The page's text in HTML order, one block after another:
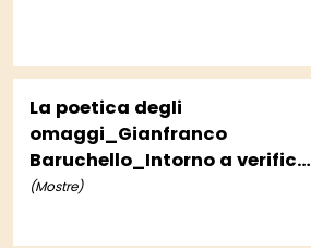
La poetica degli
omaggi_Gianfranco
Baruchello_Intorno a verifica
incerta
(Mostre)